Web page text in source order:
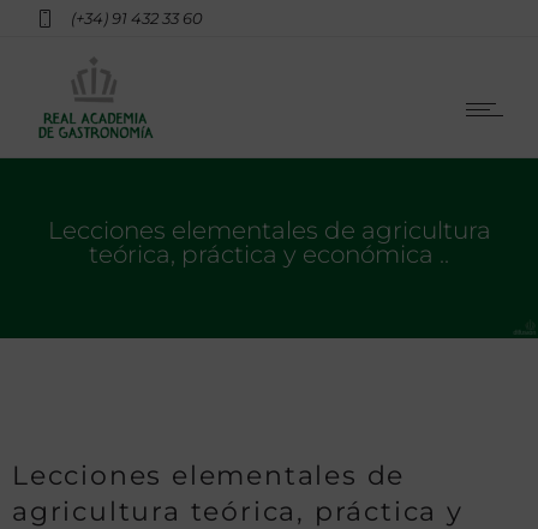
(+34) 91 432 33 60
Lecciones elementales de agricultura
teórica, práctica y económica ..
Lecciones elementales de
agricultura teórica, práctica y